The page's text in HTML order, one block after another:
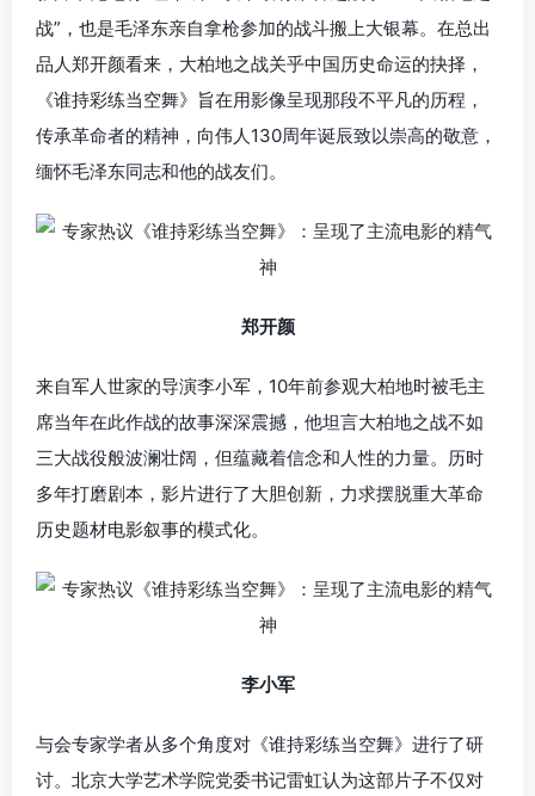
战”，也是毛泽东亲自拿枪参加的战斗搬上大银幕。在总出
品人郑开颜看来，大柏地之战关乎中国历史命运的抉择，
《谁持彩练当空舞》旨在用影像呈现那段不平凡的历程，
传承革命者的精神，向伟人130周年诞辰致以崇高的敬意，
缅怀毛泽东同志和他的战友们。
郑开颜
来自军人世家的导演李小军，10年前参观大柏地时被毛主
席当年在此作战的故事深深震撼，他坦言大柏地之战不如
三大战役般波澜壮阔，但蕴藏着信念和人性的力量。历时
多年打磨剧本，影片进行了大胆创新，力求摆脱重大革命
历史题材电影叙事的模式化。
李小军
与会专家学者从多个角度对《谁持彩练当空舞》进行了研
讨。北京大学艺术学院党委书记雷虹认为这部片子不仅对